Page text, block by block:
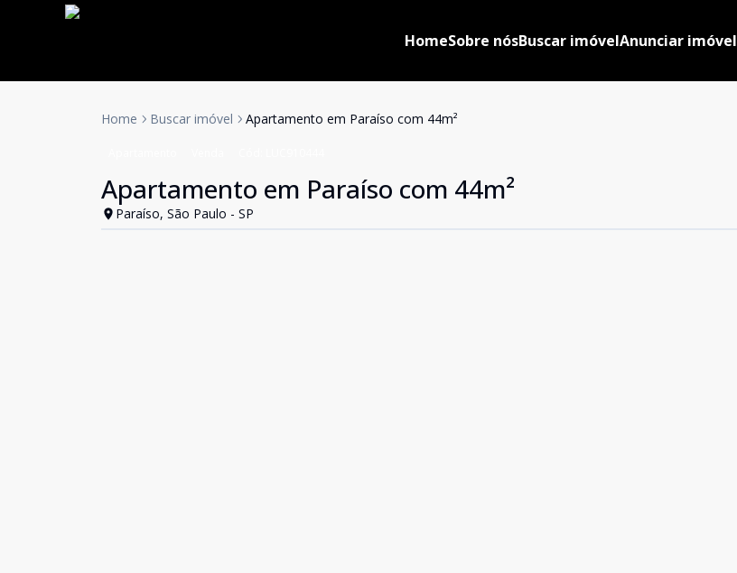
HomeSobre nósBuscar imóvelAnunciar imóvel
Home Buscar imóvel Apartamento em Paraíso com 44m²
Apartamento em Paraíso com 44m²
Paraíso, São Paulo - SP